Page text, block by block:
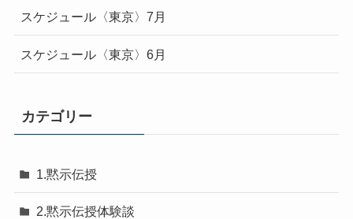
スケジュール〈東京〉7月
スケジュール〈東京〉6月
カテゴリー
1.黙示伝授
2.黙示伝授体験談